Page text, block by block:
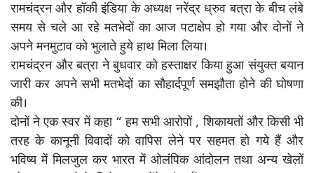
रामचंद्रन और हॉकी इंडिया के अध्यक्ष नरेंद्र ध्रुव बत्रा के बीच लंबे
समय से चले आ रहे मतभेदों का आज पटाक्षेप हो गया और दोनों ने
अपने मनमुटाव को भुलाते हुये हाथ मिला लिया।
रामचंद्रन और बत्रा ने बुधवार को हस्ताक्षर किया हुआ संयुक्त बयान
जारी कर अपने सभी मतभेदों का सौहार्दपूर्ण समझौता होने की घोषणा
की।
दोनों ने एक स्वर में कहा “ हम सभी आरोपों , शिकायतों और किसी भी
तरह के कानूनी विवादों को वापिस लेने पर सहमत हो गये हैं और
भविष्य में मिलजुल कर भारत में ओलंपिक आंदोलन तथा अन्य खेलों